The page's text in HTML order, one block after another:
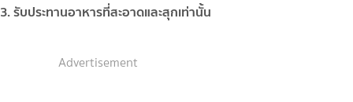
3. รับประทานอาหารที่สะอาดและสุกเท่านั้น
Advertisement